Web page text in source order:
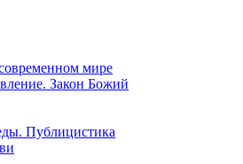
мире
Закон Божий
Публицистика